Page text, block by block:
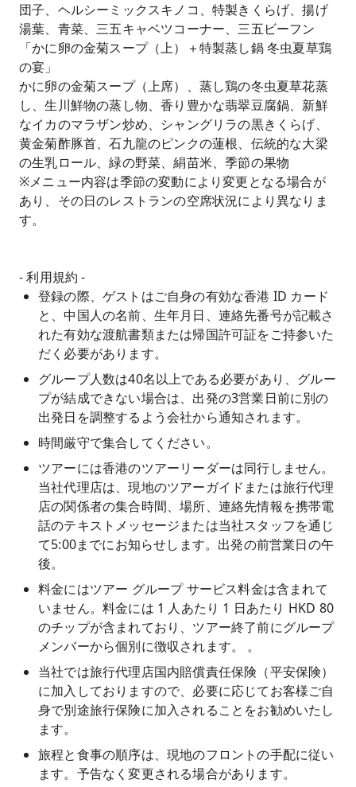
団子、ヘルシーミックスキノコ、特製きくらげ、揚げ
湯葉、青菜、三五キャベツコーナー、三五ビーフン
「かに卵の金菊スープ（上）＋特製蒸し鍋 冬虫夏草鶏
の宴」
かに卵の金菊スープ（上席）、蒸し鶏の冬虫夏草花蒸
し、生川鮮物の蒸し物、香り豊かな翡翠豆腐鍋、新鮮
なイカのマラザン炒め、シャングリラの黒きくらげ、
黄金菊酢豚首、石九龍のピンクの蓮根、伝統的な大梁
の生乳ロール、緑の野菜、絹苗米、季節の果物
※メニュー内容は季節の変動により変更となる場合が
あり、その日のレストランの空席状況により異なりま
す。
- 利用規約 -
登録の際、ゲストはご自身の有効な香港 ID カード
と、中国人の名前、生年月日、連絡先番号が記載さ
れた有効な渡航書類または帰国許可証をご持参いた
だく必要があります。
グループ人数は40名以上である必要があり、グルー
プが結成できない場合は、出発の3営業日前に別の
出発日を調整するよう会社から通知されます。
時間厳守で集合してください。
ツアーには香港のツアーリーダーは同行しません。
当社代理店は、現地のツアーガイドまたは旅行代理
店の関係者の集合時間、場所、連絡先情報を携帯電
話のテキストメッセージまたは当社スタッフを通じ
て5:00までにお知らせします。出発の前営業日の午
後。
料金にはツアー グループ サービス料金は含まれて
いません。料金には 1 人あたり 1 日あたり HKD 80
のチップが含まれており、ツアー終了前にグループ
メンバーから個別に徴収されます。 。
当社では旅行代理店国内賠償責任保険（平安保険）
に加入しておりますので、必要に応じてお客様ご自
身で別途旅行保険に加入されることをお勧めいたし
ます。
旅程と食事の順序は、現地のフロントの手配に従い
ます。予告なく変更される場合があります。